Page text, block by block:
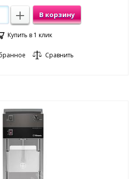
В корзину
Купить в 1 клик
Сравнить